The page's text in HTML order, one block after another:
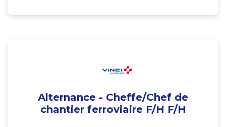
Alternance - Cheffe/Chef de
chantier ferroviaire F/H F/H